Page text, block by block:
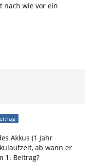
nach wie vor ein
Akkus (1 Jahr
ab wann er
1. Beitrag?